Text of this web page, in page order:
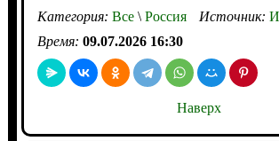
Категория: Все\Россия Источник:
Время: 09.07.2026 16:30
Наверх